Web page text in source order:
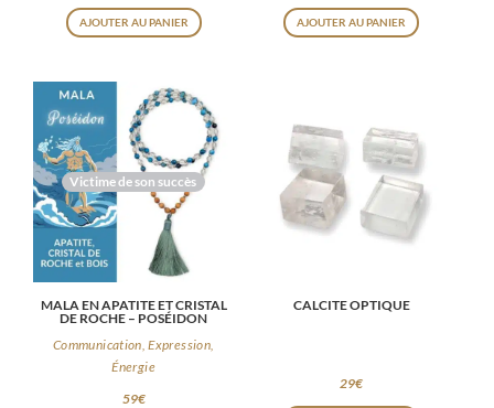
AJOUTER AU PANIER AJOUTER AU PANIER
Victime de son succès
MALA EN APATITE ET CRISTAL
DE ROCHE – POSÉIDON
Communication, Expression,
Énergie
59€
CALCITE OPTIQUE
29€